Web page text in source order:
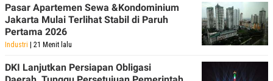
Pasar Apartemen Sewa &Kondominium
Jakarta Mulai Terlihat Stabil di Paruh
Pertama 2026
Industri | 21 Menit lalu
DKI Lanjutkan Persiapan Obligasi